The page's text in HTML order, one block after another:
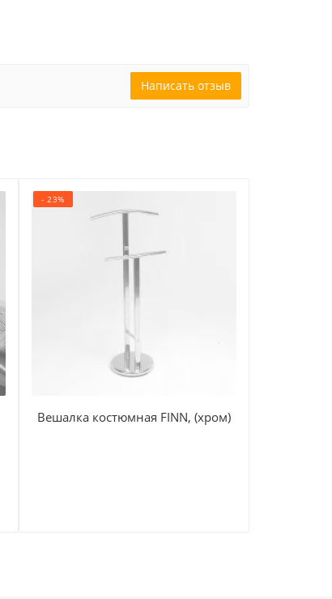
Написать отзыв
- 23%
Вешалка костюмная FINN, (хром)